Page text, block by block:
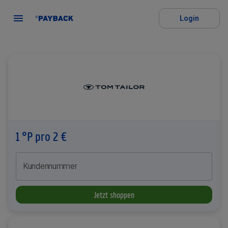
Login
1 °P pro 2 €
Kundennummer
Jetzt shoppen